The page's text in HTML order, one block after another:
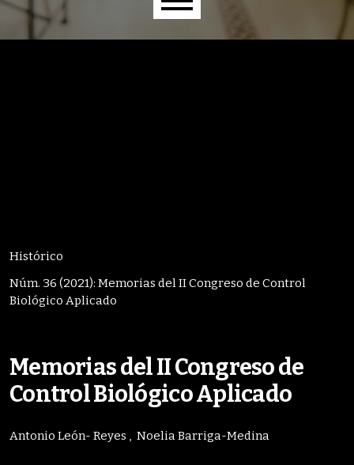
Menú principal
Histórico
Núm. 36 (2021): Memorias del II Congreso de Control
Biológico Aplicado
Memorias del II Congreso de
Control Biológico Aplicado
Antonio León- Reyes Noelia Barriga-Medina